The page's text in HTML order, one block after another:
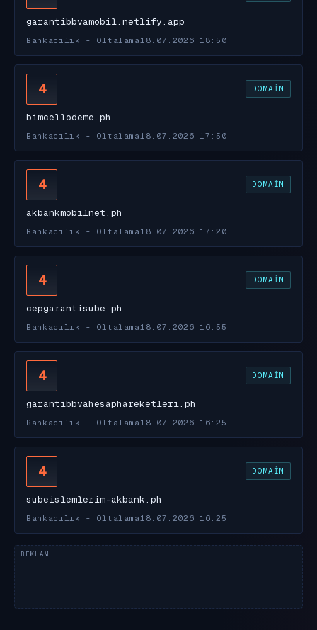
garantibbvamobil.netlify.app
Bankacılık - Oltalama 18.07.2026 18:50
4 DOMAIN
bimcellodeme.ph
Bankacılık - Oltalama 18.07.2026 17:50
4 DOMAIN
akbankmobilnet.ph
Bankacılık - Oltalama 18.07.2026 17:20
4 DOMAIN
cepgarantisube.ph
Bankacılık - Oltalama 18.07.2026 16:55
4 DOMAIN
garantibbvahesaphareketleri.ph
Bankacılık - Oltalama 18.07.2026 16:25
4 DOMAIN
subeislemlerim-akbank.ph
Bankacılık - Oltalama 18.07.2026 16:25